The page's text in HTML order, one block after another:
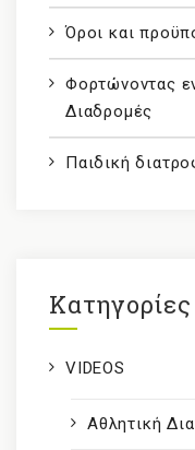
Όροι και
Φορτώνοντας
Διαδρομές
Παιδική
Kατηγορίες
VIDEOS
Αθλητική